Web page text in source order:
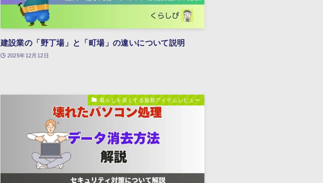
建設業の「野丁場」と「町場」の違いについて説明
2025年12月12日
暮らしを良くする最新アイテムレビュー